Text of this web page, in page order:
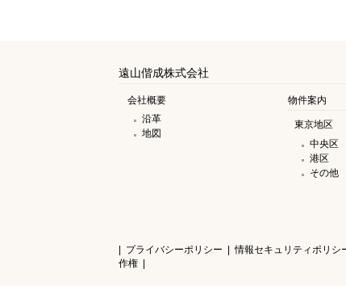
遠山偕成株式会社
会社概要
沿革
地図
物件案内
東京地区
中央区
港区
その他
| プライバシーポリシー | 情報セキュリティポリシ
作権 |